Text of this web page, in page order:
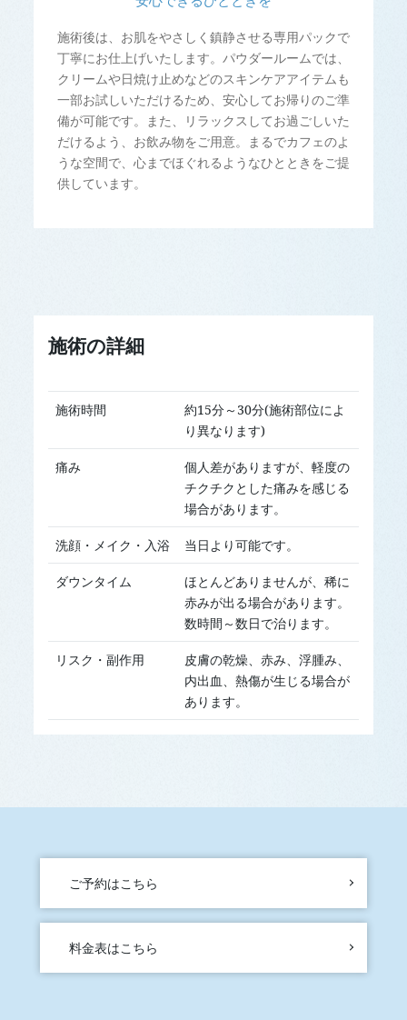
施術後は、お肌をやさしく鎮静させる専用パックで
丁寧にお仕上げいたします。パウダールームでは、
クリームや日焼け止めなどのスキンケアアイテムも
一部お試しいただけるため、安心してお帰りのご準
備が可能です。また、リラックスしてお過ごしいた
だけるよう、お飲み物をご用意。まるでカフェのよ
うな空間で、心までほぐれるようなひとときをご提
供しています。
施術の詳細
施術時間
約15分～30分(施術部位によ
り異なります)
痛み
個人差がありますが、軽度の
チクチクとした痛みを感じる
場合があります。
洗顔・メイク・入浴 当日より可能です。
ダウンタイム
ほとんどありませんが、稀に
赤みが出る場合があります。
数時間～数日で治ります。
リスク・副作用
皮膚の乾燥、赤み、浮腫み、
内出血、熱傷が生じる場合が
あります。
ご予約はこちら
料金表はこちら